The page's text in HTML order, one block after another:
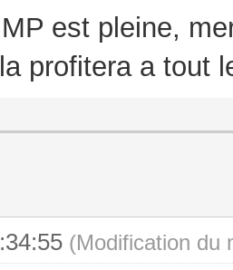
est pleine,
profitera a tout
(Modification du